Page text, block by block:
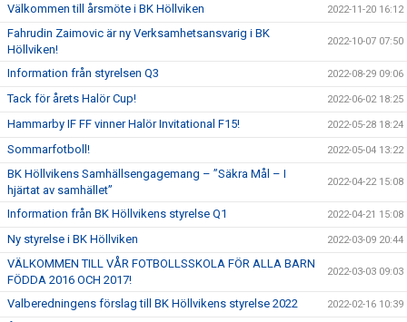
Välkommen till årsmöte i BK Höllviken 2022-11-20 16:12
Fahrudin Zaimovic är ny Verksamhetsansvarig i BK
Höllviken!
2022-10-07 07:50
Information från styrelsen Q3 2022-08-29 09:06
Tack för årets Halör Cup! 2022-06-02 18:25
Hammarby IF FF vinner Halör Invitational F15! 2022-05-28 18:24
Sommarfotboll! 2022-05-04 13:22
BK Höllvikens Samhällsengagemang – ”Säkra Mål – I
hjärtat av samhället”
2022-04-22 15:08
Information från BK Höllvikens styrelse Q1 2022-04-21 15:08
Ny styrelse i BK Höllviken 2022-03-09 20:44
VÄLKOMMEN TILL VÅR FOTBOLLSSKOLA FÖR ALLA BARN
FÖDDA 2016 OCH 2017!
2022-03-03 09:03
Valberedningens förslag till BK Höllvikens styrelse 2022 2022-02-16 10:39